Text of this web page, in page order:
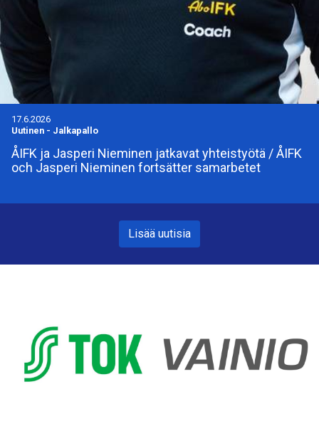
17.6.2026
Uutinen - Jalkapallo
ÅIFK ja Jasperi Nieminen jatkavat yhteistyötä / ÅIFK
och Jasperi Nieminen fortsätter samarbetet
Lisää uutisia